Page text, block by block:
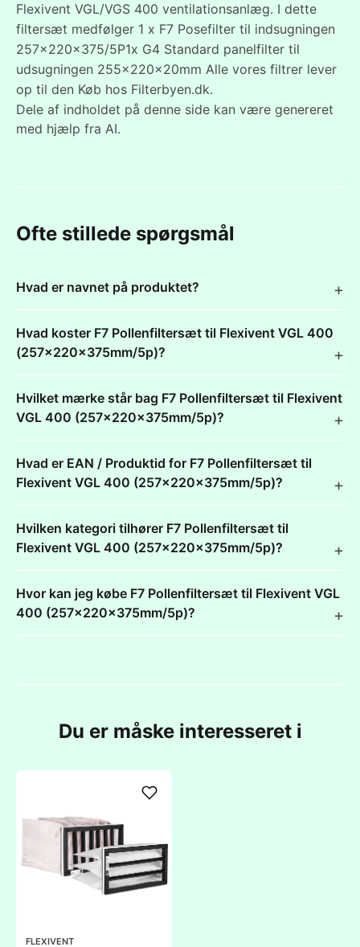
Flexivent VGL/VGS 400 ventilationsanlæg. I dette
filtersæt medfølger 1 x F7 Posefilter til indsugningen
257x220x375/5P1x G4 Standard panelfilter til
udsugningen 255x220x20mm Alle vores filtrer lever
op til den Køb hos Filterbyen.dk.
Dele af indholdet på denne side kan være genereret
med hjælp fra AI.
Ofte stillede spørgsmål
Hvad er navnet på produktet?
Hvad koster F7 Pollenfiltersæt til Flexivent VGL 400
(257x220x375mm/5p)?
Hvilket mærke står bag F7 Pollenfiltersæt til Flexivent
VGL 400 (257x220x375mm/5p)?
Hvad er EAN / Produktid for F7 Pollenfiltersæt til
Flexivent VGL 400 (257x220x375mm/5p)?
Hvilken kategori tilhører F7 Pollenfiltersæt til
Flexivent VGL 400 (257x220x375mm/5p)?
Hvor kan jeg købe F7 Pollenfiltersæt til Flexivent VGL
400 (257x220x375mm/5p)?
Du er måske interesseret i
FLEXIVENT